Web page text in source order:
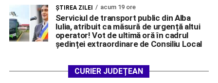
ŞTIREA ZILEI acum 19 ore
Serviciul de transport public din Alba
Iulia, atribuit ca măsură de urgență altui
operator! Vot de ultimă oră în cadrul
ședinței extraordinare de Consiliu Local
CURIER JUDEȚEAN